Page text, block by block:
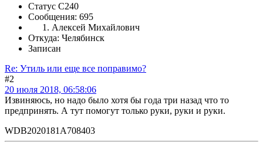
Статус C240
Сообщения: 695
Алексей Михайлович
Откуда: Челябинск
Записан
Re: Утиль или еще все поправимо?
#2
20 июля 2018, 06:58:06
Извиняюсь, но надо было хотя бы года три назад что то
предпринять. А тут помогут только руки, руки и руки.
WDB2020181A708403